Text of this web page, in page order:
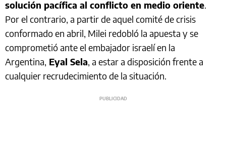
solución pacífica al conflicto en medio oriente.
Por el contrario, a partir de aquel comité de crisis
conformado en abril, Milei redobló la apuesta y se
comprometió ante el embajador israelí en la
Argentina, Eyal Sela, a estar a disposición frente a
cualquier recrudecimiento de la situación.